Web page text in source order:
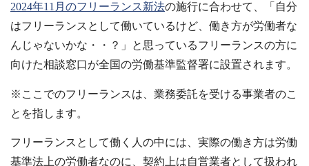
2024年11月のフリーランス新法の施行に合わせて、「自分
はフリーランスとして働いているけど、働き方が労働者な
んじゃないかな・・？」と思っているフリーランスの方に
向けた相談窓口が全国の労働基準監督署に設置されます。
※ここでのフリーランスは、業務委託を受ける事業者のこ
とを指します。
フリーランスとして働く人の中には、実際の働き方は労働
基準法上の労働者なのに、契約上は自営業者として扱われ